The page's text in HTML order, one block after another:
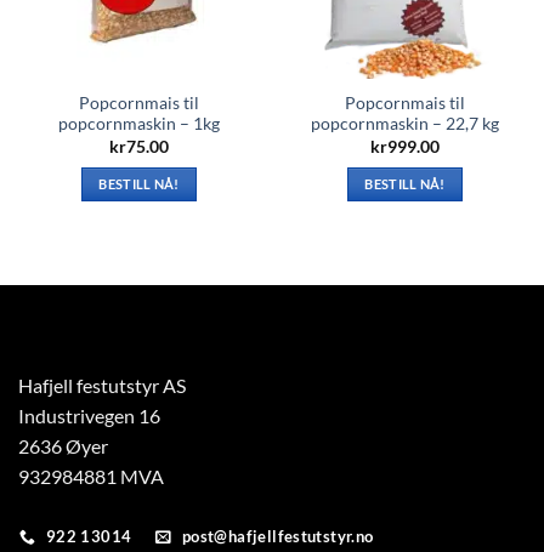
Popcornmais til
popcornmaskin – 1kg
kr75.00
BESTILL NÅ!
Popcornmais til
popcornmaskin – 22,7 kg
kr999.00
BESTILL NÅ!
Hafjell festutstyr AS
Industrivegen 16
2636 Øyer
932984881 MVA
922 13014 post@hafjellfestutstyr.no